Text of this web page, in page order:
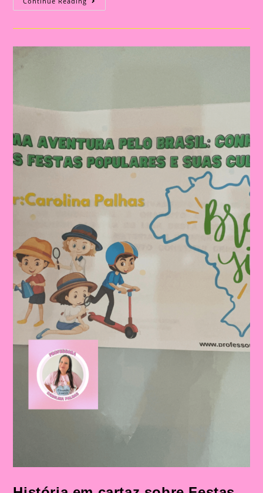
Em
No